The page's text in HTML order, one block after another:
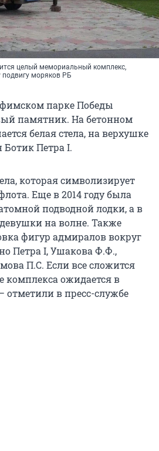
целый мемориальный комплекс,
моряков РБ
парке Победы
памятник. На бетонном
белая стела, на верхушке
Ботик Петра I.
которая символизирует
Еще в 2014 году была
подводной лодки, а в
на волне. Также
фигур адмиралов вокруг
Петра I, Ушакова Ф.Ф.,
П.С. Если все сложится
комплекса ожидается в
отметили в пресс-службе